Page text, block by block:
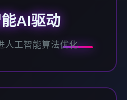
AI驱动
人工智能算法优化